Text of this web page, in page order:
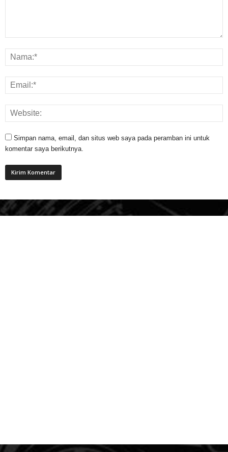
Simpan nama, email, dan situs web saya pada peramban ini untuk
komentar saya berikutnya.